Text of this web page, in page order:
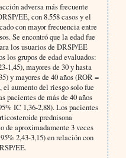
adversa más frecuente
EE, con 8.558 casos y el
con mayor frecuencia entre
Se encontró que la edad fue
los usuarios de DRSP/EE
los grupos de edad evaluados:
1,45), mayores de 30 y hasta
y mayores de 40 años (ROR =
el aumento del riesgo solo fue
de más de 40 años
IC 1,36-2,88). Los pacientes
prednisona
de aproximadamente 3 veces
2,43-3,15) en relación con
EE.